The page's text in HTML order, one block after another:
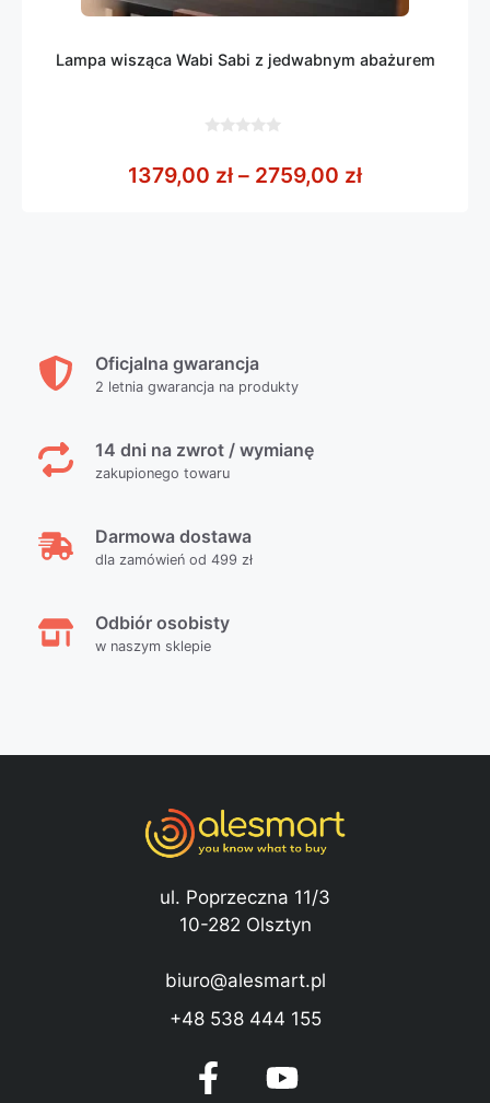
Lampa wisząca Wabi Sabi z jedwabnym abażurem
5
1379,00 zł – 2759,00 złZakres cen:
Oficjalna gwarancja
2 letnia gwarancja na produkty
14 dni na zwrot / wymianę
zakupionego towaru
Darmowa dostawa
dla zamówień od 499 zł
Odbiór osobisty
w naszym sklepie
ul. Poprzeczna 11/3
10-282 Olsztyn
biuro@alesmart.pl
+48 538 444 155